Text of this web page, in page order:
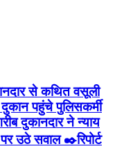
से कथित वसूली
पहुंचे पुलिसकर्मी
दुकानदार ने न्याय
उठे सवाल ✒️रिपोर्ट